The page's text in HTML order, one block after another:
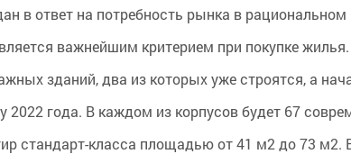
в ответ на потребность рынка в
важнейшим критерием при покупке
зданий, два из которых уже строятся, а
2022 года. В каждом из корпусов будет 67
стандарт-класса площадью от 41 м2 до 73 м2.